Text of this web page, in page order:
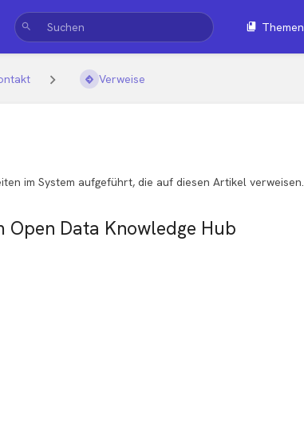
Themen
Verweise
im System aufgeführt, die auf diesen Artikel verweisen.
Data Knowledge Hub